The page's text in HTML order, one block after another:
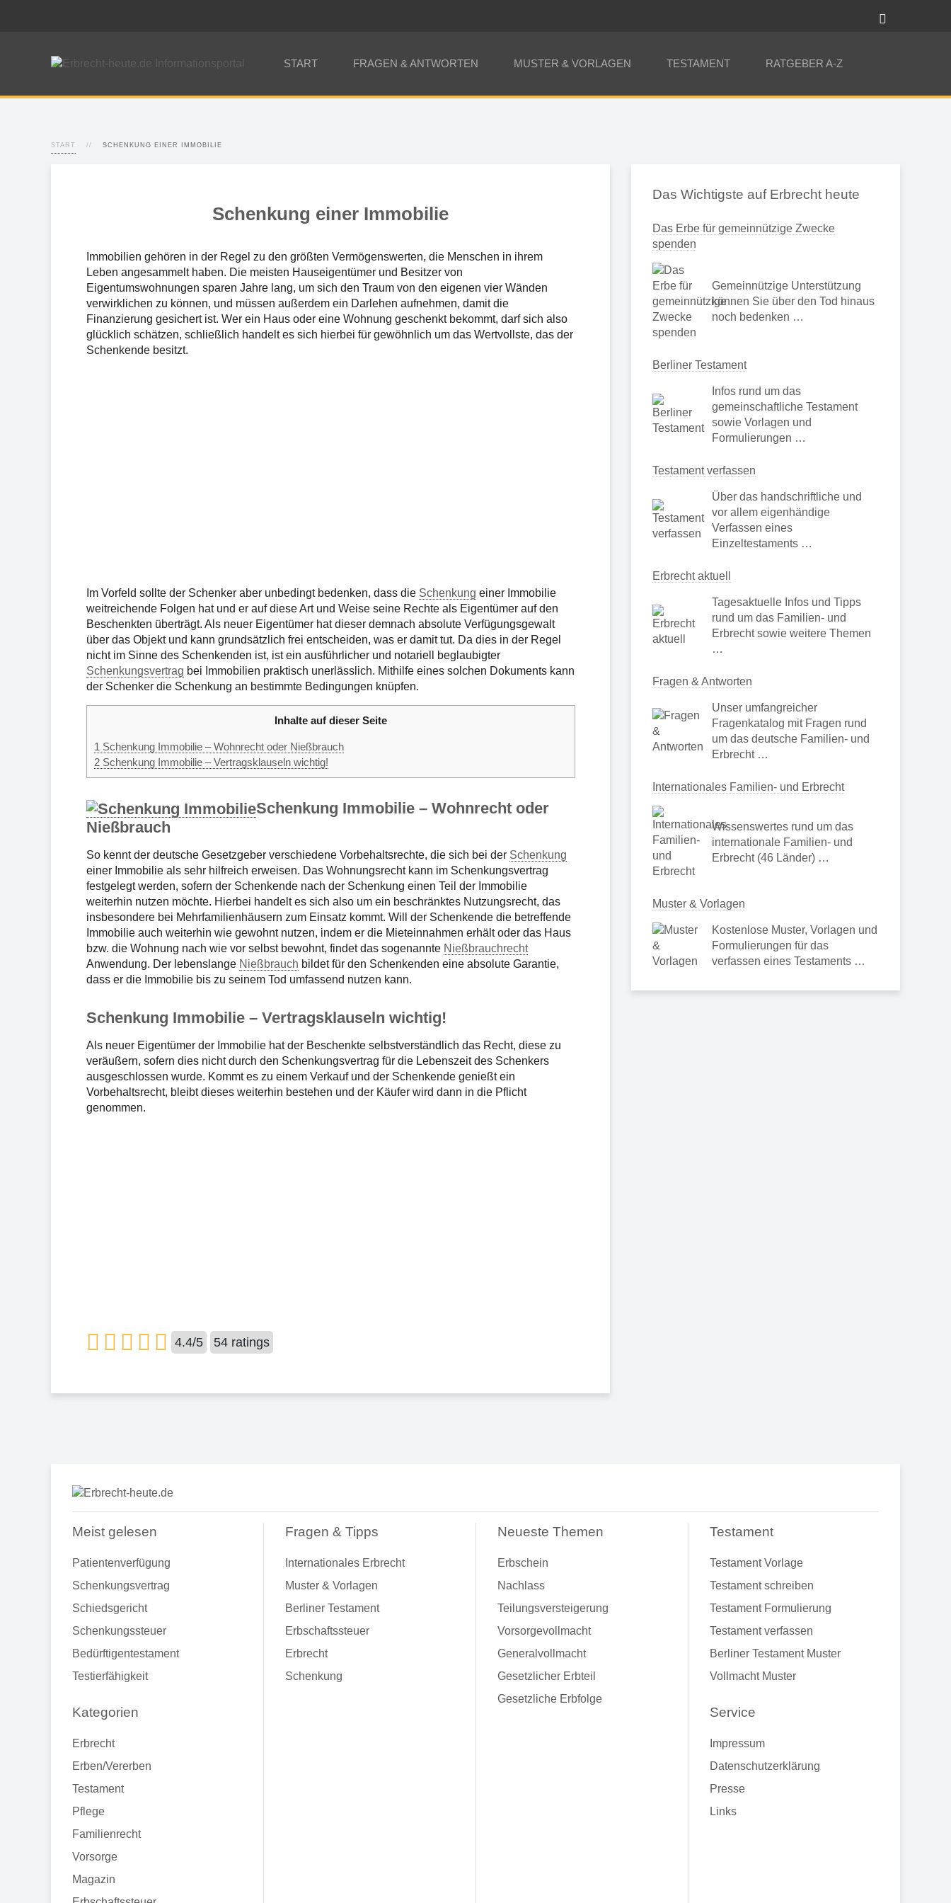
START FRAGEN & ANTWORTEN MUSTER & VORLAGEN TESTAMENT RATGEBER A-Z
START SCHENKUNG EINER IMMOBILIE
Schenkung einer Immobilie
Immobilien gehören in der Regel zu den größten Vermögenswerten, die Menschen in ihrem
Leben angesammelt haben. Die meisten Hauseigentümer und Besitzer von
Eigentumswohnungen sparen Jahre lang, um sich den Traum von den eigenen vier Wänden
verwirklichen zu können, und müssen außerdem ein Darlehen aufnehmen, damit die
Finanzierung gesichert ist. Wer ein Haus oder eine Wohnung geschenkt bekommt, darf sich also
glücklich schätzen, schließlich handelt es sich hierbei für gewöhnlich um das Wertvollste, das der
Schenkende besitzt.
Im Vorfeld sollte der Schenker aber unbedingt bedenken, dass die Schenkung einer Immobilie
weitreichende Folgen hat und er auf diese Art und Weise seine Rechte als Eigentümer auf den
Beschenkten überträgt. Als neuer Eigentümer hat dieser demnach absolute Verfügungsgewalt
über das Objekt und kann grundsätzlich frei entscheiden, was er damit tut. Da dies in der Regel
nicht im Sinne des Schenkenden ist, ist ein ausführlicher und notariell beglaubigter
Schenkungsvertrag bei Immobilien praktisch unerlässlich. Mithilfe eines solchen Dokuments kann
der Schenker die Schenkung an bestimmte Bedingungen knüpfen.
Inhalte auf dieser Seite
1 Schenkung Immobilie – Wohnrecht oder Nießbrauch
2 Schenkung Immobilie – Vertragsklauseln wichtig!
Schenkung Immobilie – Wohnrecht oder
Nießbrauch
So kennt der deutsche Gesetzgeber verschiedene Vorbehaltsrechte, die sich bei der Schenkung
einer Immobilie als sehr hilfreich erweisen. Das Wohnungsrecht kann im Schenkungsvertrag
festgelegt werden, sofern der Schenkende nach der Schenkung einen Teil der Immobilie
weiterhin nutzen möchte. Hierbei handelt es sich also um ein beschränktes Nutzungsrecht, das
insbesondere bei Mehrfamilienhäusern zum Einsatz kommt. Will der Schenkende die betreffende
Immobilie auch weiterhin wie gewohnt nutzen, indem er die Mieteinnahmen erhält oder das Haus
bzw. die Wohnung nach wie vor selbst bewohnt, findet das sogenannte Nießbrauchrecht
Anwendung. Der lebenslange Nießbrauch bildet für den Schenkenden eine absolute Garantie,
dass er die Immobilie bis zu seinem Tod umfassend nutzen kann.
Schenkung Immobilie – Vertragsklauseln wichtig!
Als neuer Eigentümer der Immobilie hat der Beschenkte selbstverständlich das Recht, diese zu
veräußern, sofern dies nicht durch den Schenkungsvertrag für die Lebenszeit des Schenkers
ausgeschlossen wurde. Kommt es zu einem Verkauf und der Schenkende genießt ein
Vorbehaltsrecht, bleibt dieses weiterhin bestehen und der Käufer wird dann in die Pflicht
genommen.
4.4/5 54 ratings
Das Wichtigste auf Erbrecht heute
Das Erbe für gemeinnützige Zwecke
spenden
Gemeinnützige Unterstützung
können Sie über den Tod hinaus
noch bedenken …
Berliner Testament
Infos rund um das
gemeinschaftliche Testament
sowie Vorlagen und
Formulierungen …
Testament verfassen
Über das handschriftliche und
vor allem eigenhändige
Verfassen eines
Einzeltestaments …
Erbrecht aktuell
Tagesaktuelle Infos und Tipps
rund um das Familien- und
Erbrecht sowie weitere Themen
…
Fragen & Antworten
Unser umfangreicher
Fragenkatalog mit Fragen rund
um das deutsche Familien- und
Erbrecht …
Internationales Familien- und Erbrecht
Wissenswertes rund um das
internationale Familien- und
Erbrecht (46 Länder) …
Muster & Vorlagen
Kostenlose Muster, Vorlagen und
Formulierungen für das
verfassen eines Testaments …
Meist gelesen
Patientenverfügung
Schenkungsvertrag
Schiedsgericht
Schenkungssteuer
Bedürftigentestament
Testierfähigkeit
Kategorien
Erbrecht
Erben/Vererben
Testament
Pflege
Familienrecht
Vorsorge
Magazin
Fragen & Tipps
Internationales Erbrecht
Muster & Vorlagen
Berliner Testament
Erbschaftssteuer
Erbrecht
Schenkung
Neueste Themen
Erbschein
Nachlass
Teilungsversteigerung
Vorsorgevollmacht
Generalvollmacht
Gesetzlicher Erbteil
Gesetzliche Erbfolge
Testament
Testament Vorlage
Testament schreiben
Testament Formulierung
Testament verfassen
Berliner Testament Muster
Vollmacht Muster
Service
Impressum
Datenschutzerklärung
Presse
Links